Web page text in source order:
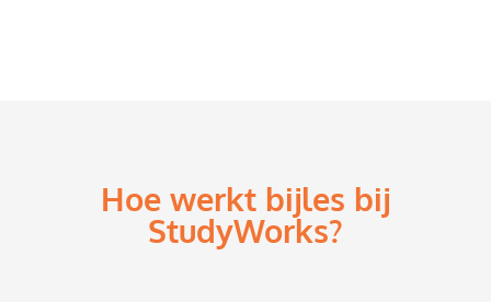
Hoe werkt bijles bij
StudyWorks?